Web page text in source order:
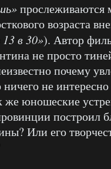
прослеживаются
возраста
в 30»). Автор
не просто
почему
не интересно
же юношеские
построил
Или его